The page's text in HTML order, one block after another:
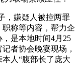
嫌疑人被控两罪
称等内容，帮力企
是本地时间4月25
者协会晚宴现场，
人“腹部长了庞大